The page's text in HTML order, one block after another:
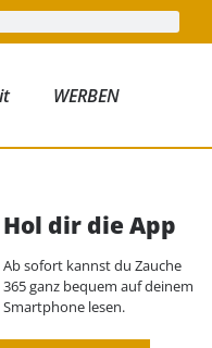
WERBEN
Hol dir die App
Ab sofort kannst du Zauche
365 ganz bequem auf deinem
Smartphone lesen.